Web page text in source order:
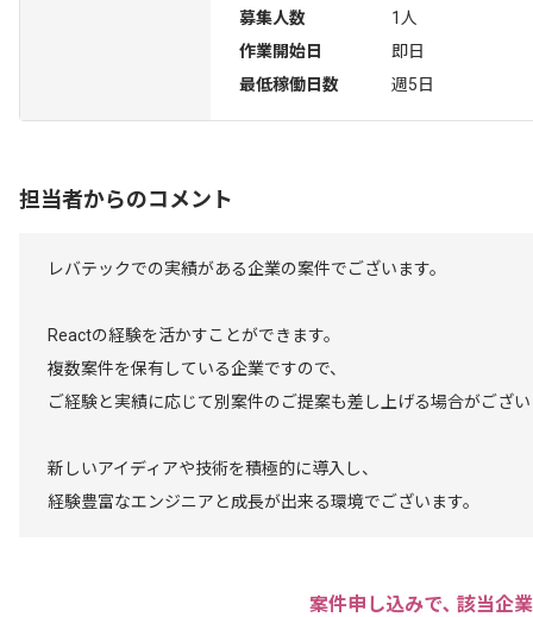
募集人数
1人
作業開始日
即日
最低稼働日数
週5日
担当者からのコメント
レバテックでの実績がある企業の案件でございます。
Reactの経験を活かすことができます。
複数案件を保有している企業ですので、
ご経験と実績に応じて別案件のご提案も差し上げる場合がござ
新しいアイディアや技術を積極的に導入し、
経験豊富なエンジニアと成長が出来る環境でございます。
案件申し込みで､ 該当企